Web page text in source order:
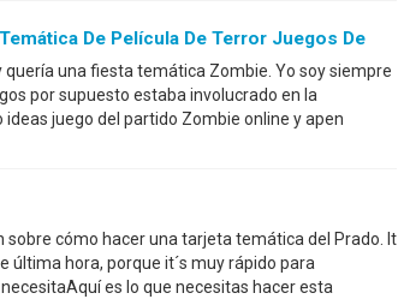
De Película De Terror Juegos De
quería una fiesta temática Zombie. Yo soy siempre
por supuesto estaba involucrado en la
juego del partido Zombie online y apen
cómo hacer una tarjeta temática del Prado. It
última hora, porque it´s muy rápido para
es lo que necesitas hacer esta